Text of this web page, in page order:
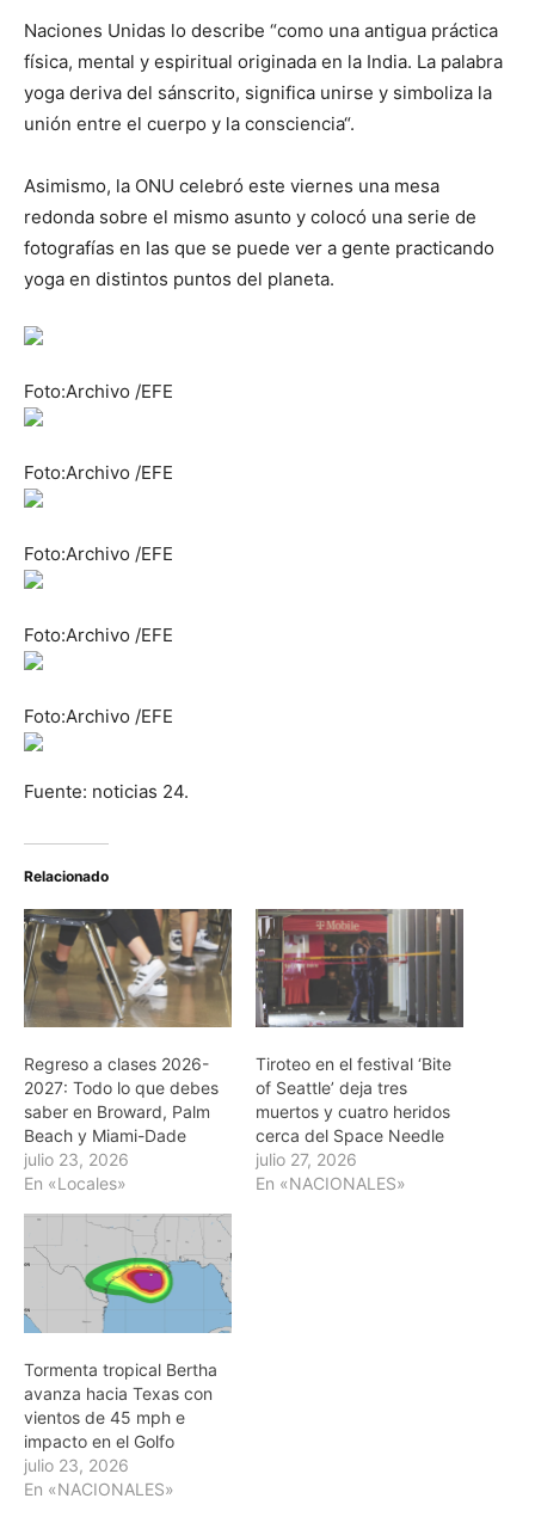
Naciones Unidas lo describe “como una antigua práctica
física, mental y espiritual originada en la India. La palabra
yoga deriva del sánscrito, significa unirse y simboliza la
unión entre el cuerpo y la consciencia“.
Asimismo, la ONU celebró este viernes una mesa
redonda sobre el mismo asunto y colocó una serie de
fotografías en las que se puede ver a gente practicando
yoga en distintos puntos del planeta.
Foto:Archivo /EFE
Foto:Archivo /EFE
Foto:Archivo /EFE
Foto:Archivo /EFE
Foto:Archivo /EFE
Fuente: noticias 24.
Relacionado
Regreso a clases 2026-
2027: Todo lo que debes
saber en Broward, Palm
Beach y Miami-Dade
julio 23, 2026
En «Locales»
Tiroteo en el festival ‘Bite
of Seattle’ deja tres
muertos y cuatro heridos
cerca del Space Needle
julio 27, 2026
En «NACIONALES»
Tormenta tropical Bertha
avanza hacia Texas con
vientos de 45 mph e
impacto en el Golfo
julio 23, 2026
En «NACIONALES»